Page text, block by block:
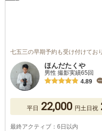
七五三の早期予約も受け付けてお
ほんだたくや
男性 撮影実績65回
4.89
平日 22,000 円土日祝
最終アクティブ：6日以内